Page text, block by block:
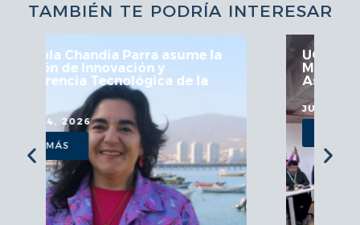
TAMBIÉN TE PODRÍA INTERESAR
UCN fortalece articulación en
Mesa Regional de Astronomía y
Astroturismo
JULIO 29, 2026
VER MÁS